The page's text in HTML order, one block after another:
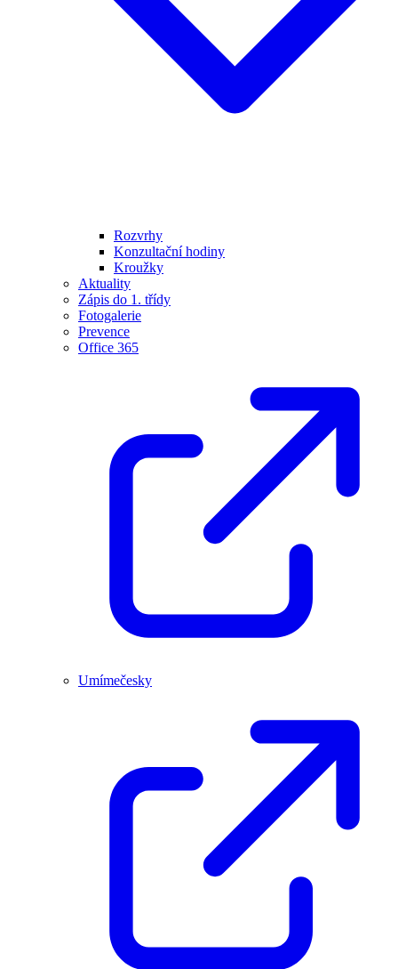
Rozvrhy
Konzultační hodiny
Kroužky
Aktuality
Zápis do 1. třídy
Fotogalerie
Prevence
Office 365
Umímečesky